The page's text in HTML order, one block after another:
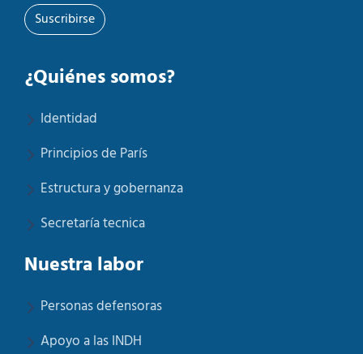
Suscribirse
¿Quiénes somos?
Identidad
Principios de París
Estructura y gobernanza
Secretaría tecnica
Nuestra labor
Personas defensoras
Apoyo a las INDH